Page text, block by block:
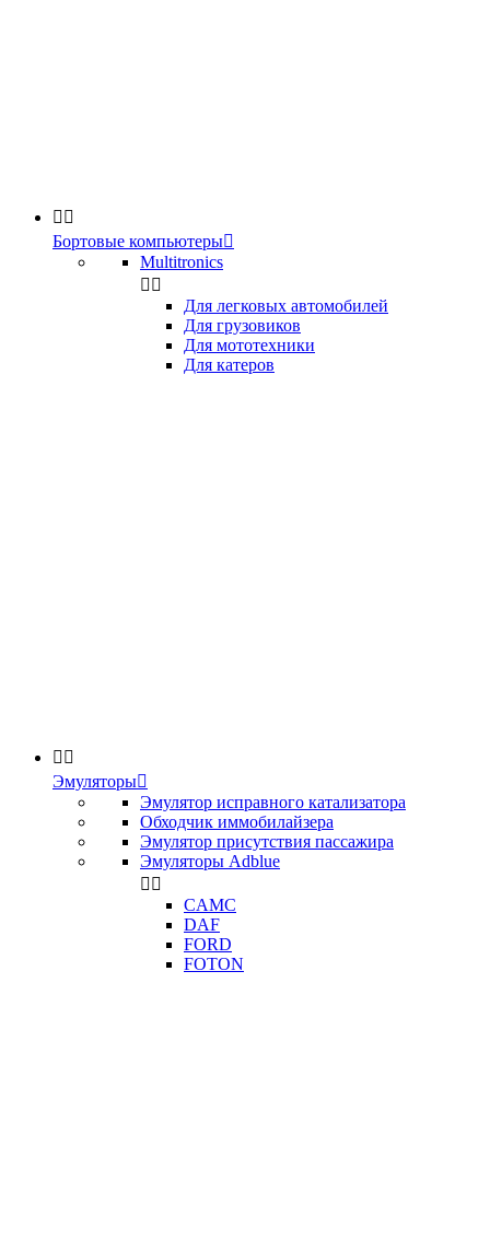
 
Бортовые компьютеры
Multitronics
 
Для легковых автомобилей
Для грузовиков
Для мототехники
Для катеров
 
Эмуляторы
Эмулятор исправного катализатора
Обходчик иммобилайзера
Эмулятор присутствия пассажира
Эмуляторы Adblue
 
CAMC
DAF
FORD
FOTON